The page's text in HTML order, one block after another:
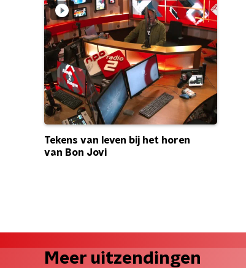
Tekens van leven bij het horen
van Bon Jovi
Meer uitzendingen